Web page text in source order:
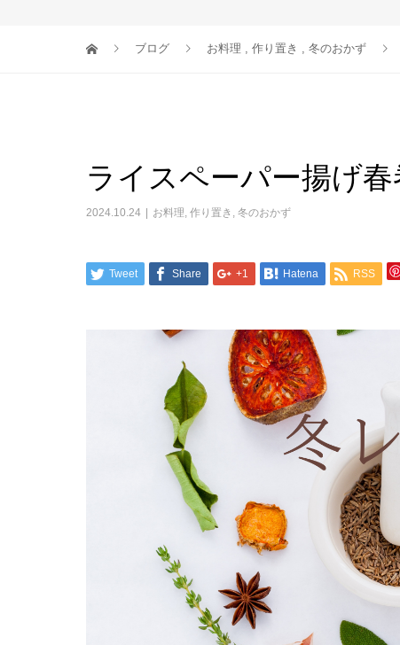
ブログ お料理 , 作り置き , 冬のおかず
ライスペーパー揚げ春
2024.10.24 お料理 作り置き 冬のおかず
Tweet Share +1 Hatena RSS